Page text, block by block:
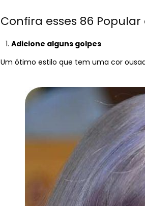
Confira esses 86
Adicione alguns golpes
Um ótimo estilo que tem uma cor